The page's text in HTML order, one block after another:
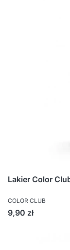
Lakier Color
COLOR CLUB
Cena
9,90 zł